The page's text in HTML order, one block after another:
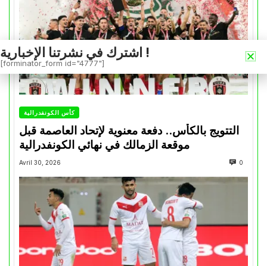
كأس الكونفدرالية
التتويج بالكأس.. دفعة معنوية لإتحاد العاصمة قبل
موقعة الزمالك في نهائي الكونفدرالية
Avril 30, 2026 0
اشترك في نشرتنا الإخبارية !
[forminator_form id="4777"]